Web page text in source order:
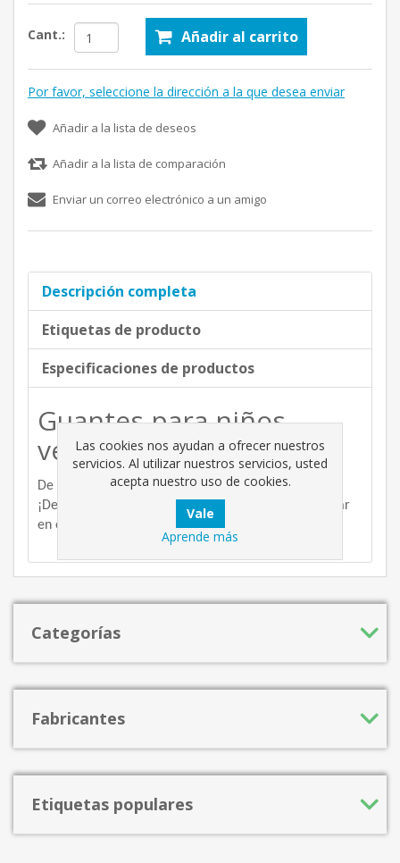
Cant.: Añadir al carrito
Por favor, seleccione la dirección a la que desea enviar
Añadir a la lista de deseos
Añadir a la lista de comparación
Enviar un correo electrónico a un amigo
Descripción completa
Etiquetas de producto
Especificaciones de productos
Guantes para niños
verde con velcro
De color verde, con velcro regulabre.
¡De material de alta calidad, son perfectos para jugar
en el jardín!
Categorías
Fabricantes
Etiquetas populares
Las cookies nos ayudan a ofrecer nuestros
servicios. Al utilizar nuestros servicios, usted
acepta nuestro uso de cookies.
Aprende más